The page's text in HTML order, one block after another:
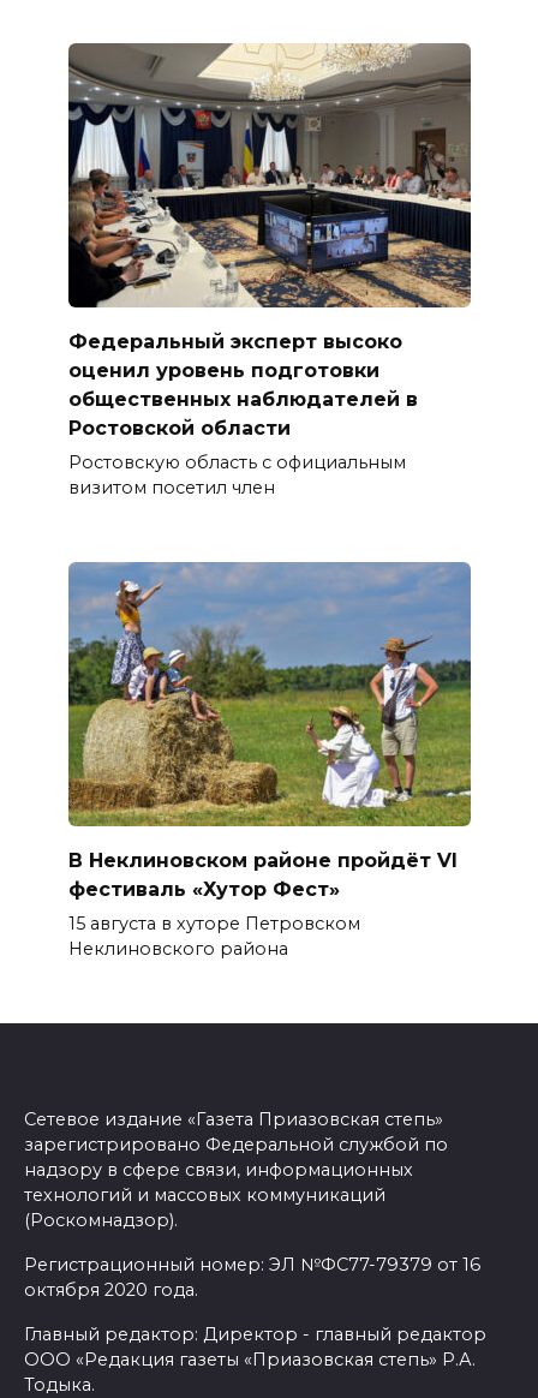
Федеральный эксперт высоко
оценил уровень подготовки
общественных наблюдателей в
Ростовской области
Ростовскую область с официальным
визитом посетил член
В Неклиновском районе пройдёт VI
фестиваль «Хутор Фест»
15 августа в хуторе Петровском
Неклиновского района
Сетевое издание «Газета Приазовская степь»
зарегистрировано Федеральной службой по
надзору в сфере связи, информационных
технологий и массовых коммуникаций
(Роскомнадзор).
Регистрационный номер: ЭЛ №ФС77-79379 от 16
октября 2020 года.
Главный редактор: Директор - главный редактор
ООО «Редакция газеты «Приазовская степь» Р.А.
Тодыка.